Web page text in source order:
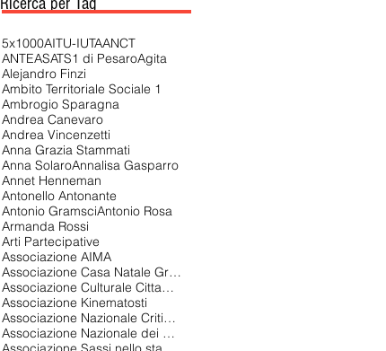
5x1000AITU-IUTAANCT
ANTEASATS1 di PesaroAgita
Alejandro Finzi
Ambito Territoriale Sociale 1
Ambrogio Sparagna
Andrea Canevaro
Andrea Vincenzetti
Anna Grazia Stammati
Anna SolaroAnnalisa Gasparro
Annet Henneman
Antonello Antonante
Antonio GramsciAntonio Rosa
Armanda Rossi
Arti Partecipative
Associazione AIMA
Associazione Casa Natale Gramsci di Ales
Associazione Culturale Cittadina Universitaria Aenigma APS
Associazione Kinematosti
Associazione Nazionale Critici di Teatro
Associazione Nazionale dei Critici di Teatro